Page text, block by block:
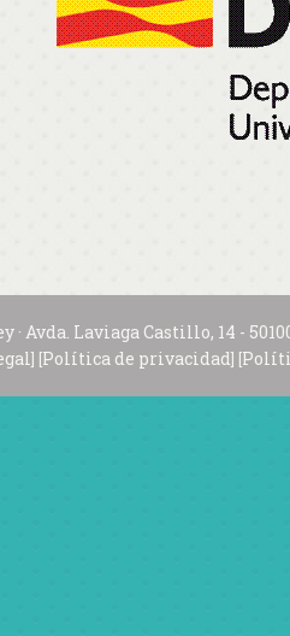
· Avda. Laviaga Castillo, 14 -
] [Política de privacidad] [